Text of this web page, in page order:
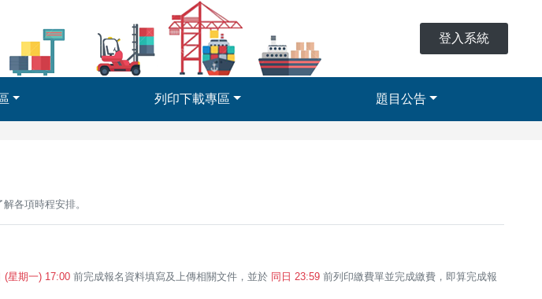
登入系統
列印下載專區 題目公告
各項時程安排。
(星期一) 17:00 前完成報名資料填寫及上傳相關文件，並於 同日 23:59 前列印繳費單並完成繳費，即算完成報